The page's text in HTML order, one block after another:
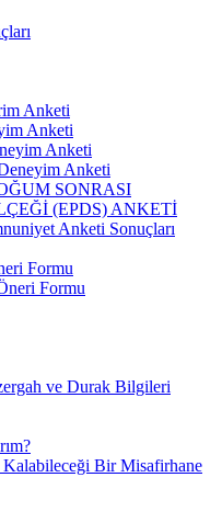
Anketi
Anketi
Anketi
Anketi
SONRASI
(EPDS) ANKETİ
Anketi Sonuçları
Formu
Formu
ve Durak Bilgileri
Kalabileceği Bir Misafirhane